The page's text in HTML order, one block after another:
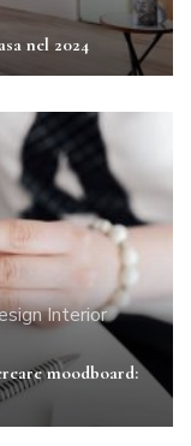
nel 2024
Interior
moodboard: